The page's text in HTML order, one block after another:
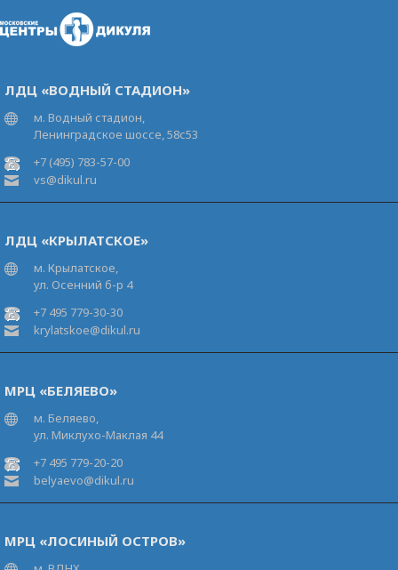
ЛДЦ «ВОДНЫЙ СТАДИОН»
м. Водный стадион,
Ленинградское шоссе, 58с53
+7 (495) 783-57-00
vs@dikul.ru
ЛДЦ «КРЫЛАТСКОЕ»
м. Крылатское,
ул. Осенний б-р 4
+7 495 779-30-30
krylatskoe@dikul.ru
МРЦ «БЕЛЯЕВО»
м. Беляево,
ул. Миклухо-Маклая 44
+7 495 779-20-20
belyaevo@dikul.ru
МРЦ «ЛОСИНЫЙ ОСТРОВ»